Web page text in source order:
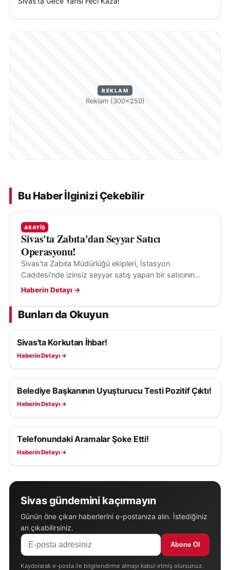
REKLAM
Reklam (300×250)
Bu Haber İlginizi Çekebilir
ASAYIŞ
Sivas'ta Zabıta'dan Seyyar Satıcı
Operasyonu!
Sivas'ta Zabıta Müdürlüğü ekipleri, İstasyon
Caddesi'nde izinsiz seyyar satış yapan bir satıcının
tezgâhını kaldırarak denetimlerini sürdürüyor.
Haberin Detayı →
Bunları da Okuyun
ASAYIŞ
Sivas'ta Korkutan İhbar!
Haberin Detayı →
ASAYIŞ
Belediye Başkanının Uyuşturucu Testi Pozitif Çıktı!
Haberin Detayı →
ASAYIŞ
Telefonundaki Aramalar Şoke Etti!
Haberin Detayı →
Sivas gündemini kaçırmayın
Günün öne çıkan haberlerini e-postanıza alın. İstediğiniz
an çıkabilirsiniz.
Abone Ol
Kaydolarak e-posta ile bilgilendirme almayı kabul etmiş olursunuz.